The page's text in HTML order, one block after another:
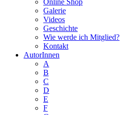
Online Shop
Galerie
Videos
Geschichte
Wie werde ich Mitglied?
Kontakt
AutorInnen
A
B
C
D
E
F